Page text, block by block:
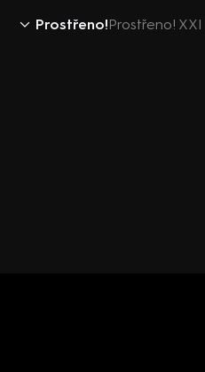
Prostřeno!Prostřeno!